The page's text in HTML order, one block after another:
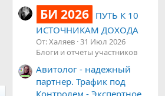
БИ 2026 ПУТЬ К 10
ИСТОЧНИКАМ ДОХОДА
От: Халяев 31 Июл 2026
Блоги и отчеты участников
Авитолог - надежный
партнер. Трафик под
Контролем - Экспертное